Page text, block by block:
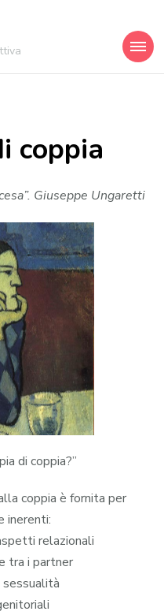
coppia
Giuseppe Ungaretti
di coppia?”
coppia è fornita per
inerenti:
relazionali
tra i partner